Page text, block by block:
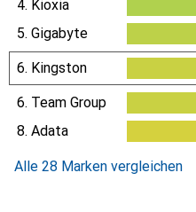
4. Kioxia
5. Gigabyte
6. Kingston
6. Team Group
8. Adata
Alle 28 Marken vergleichen